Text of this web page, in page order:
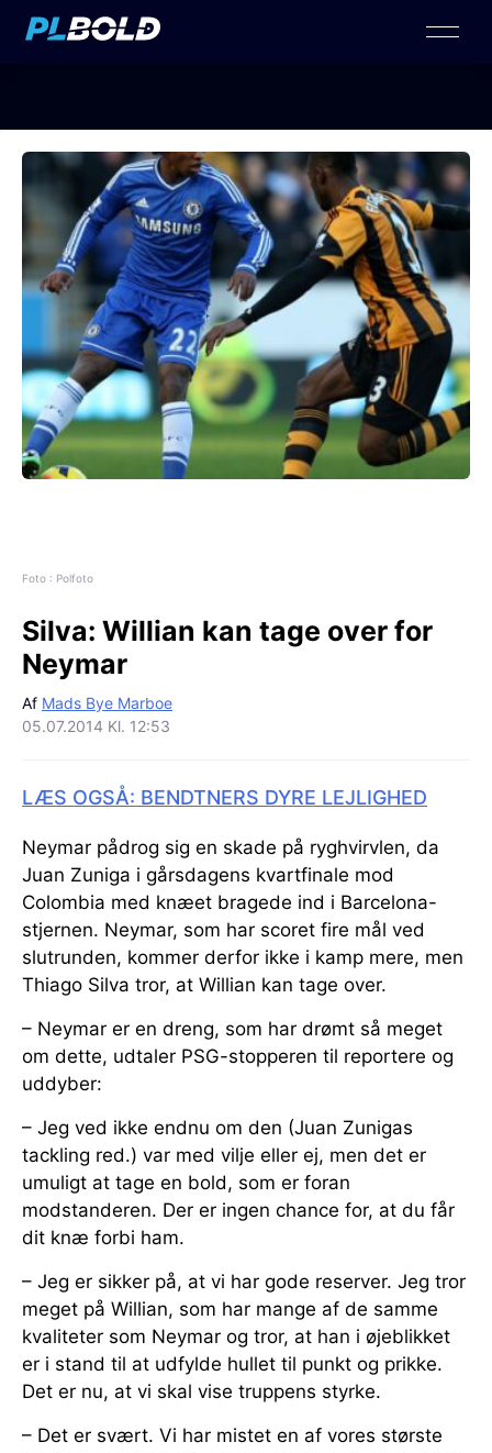
Foto : Polfoto
Silva: Willian kan tage over for
Neymar
Af Mads Bye Marboe
05.07.2014 Kl. 12:53
LÆS OGSÅ: BENDTNERS DYRE LEJLIGHED
Neymar pådrog sig en skade på ryghvirvlen, da
Juan Zuniga i gårsdagens kvartfinale mod
Colombia med knæet bragede ind i Barcelona-
stjernen. Neymar, som har scoret fire mål ved
slutrunden, kommer derfor ikke i kamp mere, men
Thiago Silva tror, at Willian kan tage over.
– Neymar er en dreng, som har drømt så meget
om dette, udtaler PSG-stopperen til reportere og
uddyber:
– Jeg ved ikke endnu om den (Juan Zunigas
tackling red.) var med vilje eller ej, men det er
umuligt at tage en bold, som er foran
modstanderen. Der er ingen chance for, at du får
dit knæ forbi ham.
– Jeg er sikker på, at vi har gode reserver. Jeg tror
meget på Willian, som har mange af de samme
kvaliteter som Neymar og tror, at han i øjeblikket
er i stand til at udfylde hullet til punkt og prikke.
Det er nu, at vi skal vise truppens styrke.
– Det er svært. Vi har mistet en af vores største